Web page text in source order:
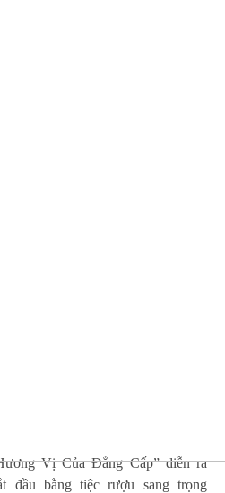
Vị Của Đẳng Cấp” diễn ra
đầu bằng tiệc rượu sang trọng